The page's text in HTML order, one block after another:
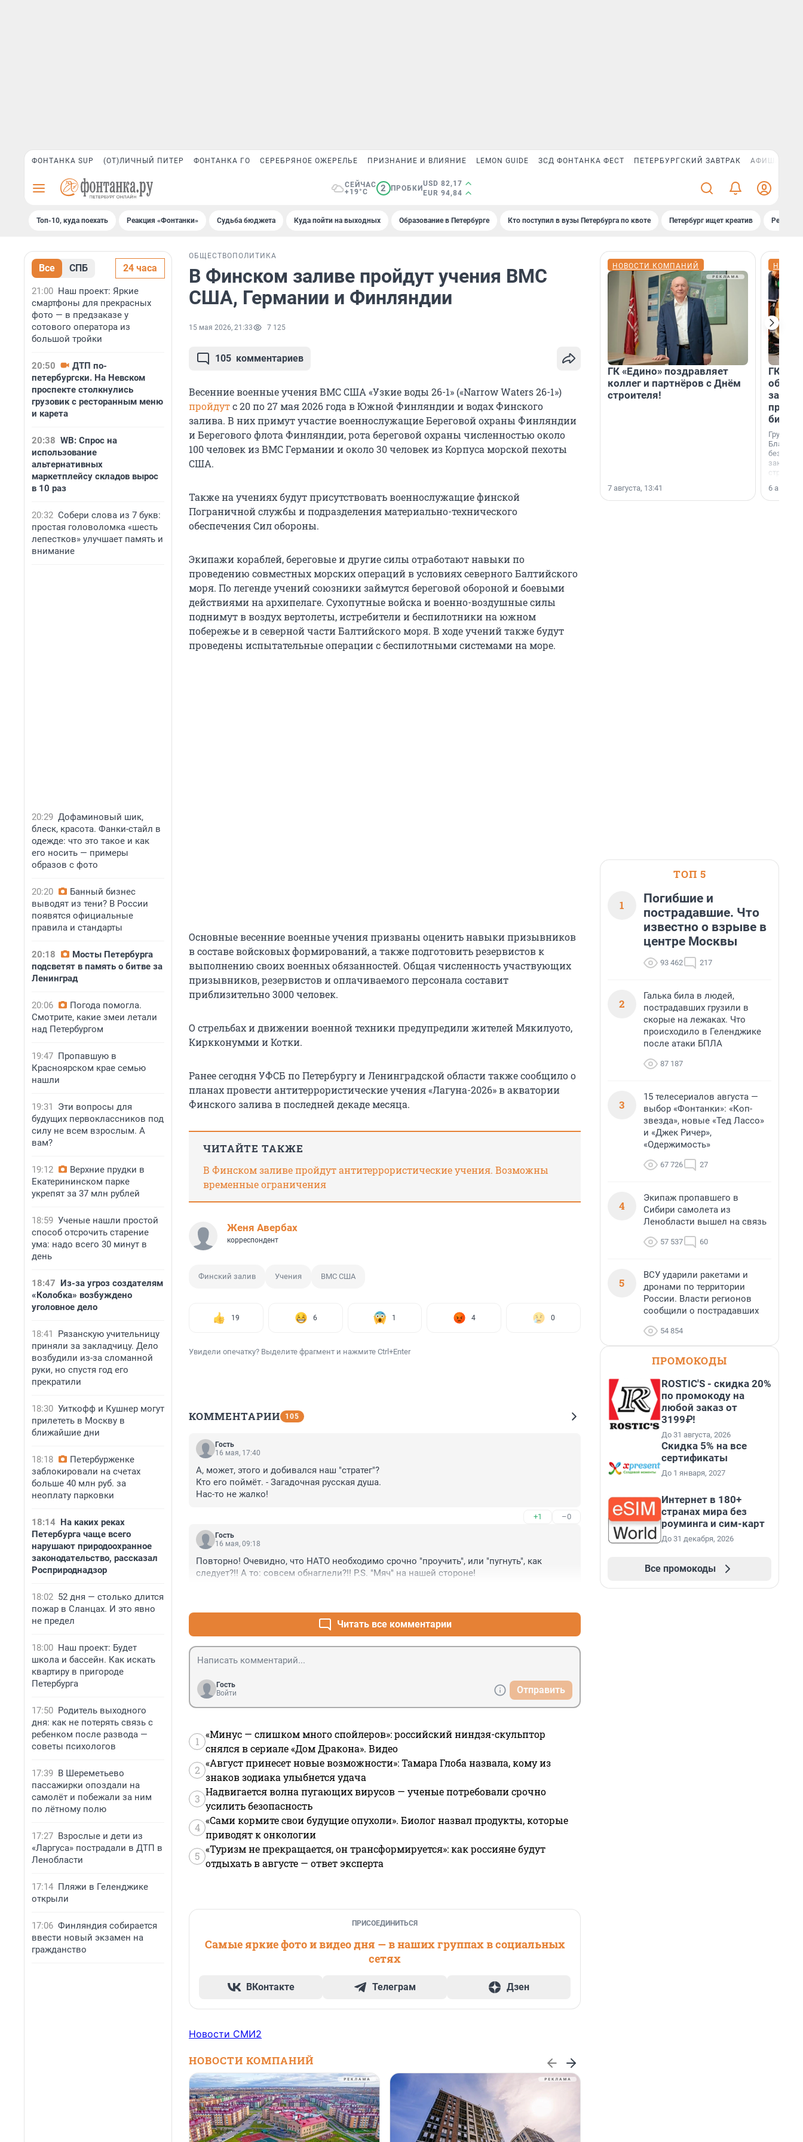
ФОНТАНКА SUP (ОТ)ЛИЧНЫЙ ПИТЕР ФОНТАНКА ГО СЕРЕБРЯНОЕ ОЖЕРЕЛЬЕ ПРИЗНАНИЕ И ВЛИЯНИЕ LEMON GUIDE ЗСД ФОНТАНКА ФЕСТ ПЕТЕРБУРГСКИЙ ЗАВТРАК АФИША PLUS
СЕЙЧАС
+19°C
2 ПРОБКИ
USD 82,17
EUR 94,84
Топ-10, куда поехать Реакция «Фонтанки» Судьба бюджета Куда пойти на выходных Образование в Петербурге Кто поступил в вузы Петербурга по квоте Петербург ищет креатив
Все СПБ 24 часа
21:00 Наш проект: Яркие
смартфоны для прекрасных
фото — в предзаказе у
сотового оператора из
большой тройки
20:50
ДТП по-
петербургски. На Невском
проспекте столкнулись
грузовик с ресторанным меню
и карета
20:38 WB: Спрос на
использование
альтернативных
маркетплейсу складов вырос
в 10 раз
20:32 Собери слова из 7 букв:
простая головоломка «шесть
лепестков» улучшает память и
внимание
20:29 Дофаминовый шик,
блеск, красота. Фанки-стайл в
одежде: что это такое и как
его носить — примеры
образов с фото
20:20
Банный бизнес
выводят из тени? В России
появятся официальные
правила и стандарты
20:18
Мосты Петербурга
подсветят в память о битве за
Ленинград
20:06
Погода помогла.
Смотрите, какие змеи летали
над Петербургом
19:47 Пропавшую в
Красноярском крае семью
нашли
19:31
Эти вопросы для
будущих первоклассников под
силу не всем взрослым. А
вам?
19:12
Верхние прудки в
Екатерининском парке
укрепят за 37 млн рублей
18:59 Ученые нашли простой
способ отсрочить старение
ума: надо всего 30 минут в
день
18:47 Из-за угроз создателям
«Колобка» возбуждено
уголовное дело
18:41
Рязанскую учительницу
приняли за закладчицу. Дело
возбудили из-за сломанной
руки, но спустя год его
прекратили
18:30 Уиткофф и Кушнер могут
прилететь в Москву в
ближайшие дни
18:18
Петербурженке
заблокировали на счетах
больше 40 млн руб. за
неоплату парковки
18:14 На каких реках
Петербурга чаще всего
нарушают природоохранное
законодательство, рассказал
Росприроднадзор
18:02 52 дня — столько длится
пожар в Сланцах. И это явно
не предел
18:00 Наш проект: Будет
школа и бассейн. Как искать
квартиру в пригороде
Петербурга
17:50 Родитель выходного
дня: как не потерять связь с
ребенком после развода —
советы психологов
17:39 В Шереметьево
пассажирки опоздали на
самолёт и побежали за ним
по лётному полю
17:27 Взрослые и дети из
«Ларгуса» пострадали в ДТП в
Ленобласти
17:14 Пляжи в Геленджике
открыли
17:06 Финляндия собирается
ввести новый экзамен на
гражданство
ОБЩЕСТВО ПОЛИТИКА
В Финском заливе пройдут учения ВМС
США, Германии и Финляндии
15 мая 2026, 21:33 7 125
105 комментариев
Весенние военные учения ВМС США «Узкие воды 26-1» («Narrow Waters 26-1»)
пройдутс 20 по 27 мая 2026 года в Южной Финляндии и водах Финского
залива. В них примут участие военнослужащие Береговой охраны Финляндии
и Берегового флота Финляндии, рота береговой охраны численностью около
100 человек из ВМС Германии и около 30 человек из Корпуса морской пехоты
США.
Также на учениях будут присутствовать военнослужащие финской
Пограничной службы и подразделения материально-технического
обеспечения Сил обороны.
Экипажи кораблей, береговые и другие силы отработают навыки по
проведению совместных морских операций в условиях северного Балтийского
моря. По легенде учений союзники займутся береговой обороной и боевыми
действиями на архипелаге. Сухопутные войска и военно-воздушные силы
поднимут в воздух вертолеты, истребители и беспилотники на южном
побережье и в северной части Балтийского моря. В ходе учений также будут
проведены испытательные операции с беспилотными системами на море.
Основные весенние военные учения призваны оценить навыки призывников
в составе войсковых формирований, а также подготовить резервистов к
выполнению своих военных обязанностей. Общая численность участвующих
призывников, резервистов и оплачиваемого персонала составит
приблизительно 3000 человек.
О стрельбах и движении военной техники предупредили жителей Мякилуото,
Киркконумми и Котки.
Ранее сегодня УФСБ по Петербургу и Ленинградской области также сообщило о
планах провести антитеррористические учения «Лагуна-2026» в акватории
Финского залива в последней декаде месяца.
ЧИТАЙТЕ ТАКЖЕ
В Финском заливе пройдут антитеррористические учения. Возможны
временные ограничения
Женя Авербах
корреспондент
Финский залив Учения ВМС США
19 6 1 4 0
Увидели опечатку? Выделите фрагмент и нажмите Ctrl+Enter
КОММЕНТАРИИ 105
Гость
16 мая, 17:40
А, может, этого и добивался наш "стратег"?
Кто его поймёт. - Загадочная русская душа.
Нас-то не жалко!
+1 –0
Гость
16 мая, 09:18
Повторно! Очевидно, что НАТО необходимо срочно "проучить", или "пугнуть", как
следует?!! А то: совсем обнаглели?!! P.S. "Мяч" на нашей стороне!
Читать все комментарии
Гость
Войти
Отправить
1
«Минус — слишком много спойлеров»: российский ниндзя-скульптор
снялся в сериале «Дом Дракона». Видео
2
«Август принесет новые возможности»: Тамара Глоба назвала, кому из
знаков зодиака улыбнется удача
3
Надвигается волна пугающих вирусов — ученые потребовали срочно
усилить безопасность
4
«Сами кормите свои будущие опухоли». Биолог назвал продукты, которые
приводят к онкологии
5
«Туризм не прекращается, он трансформируется»: как россияне будут
отдыхать в августе — ответ эксперта
ПРИСОЕДИНИТЬСЯ
Самые яркие фото и видео дня — в наших группах в социальных
сетях
ВКонтакте Телеграм Дзен
Новости СМИ2
НОВОСТИ КОМПАНИЙ
НОВОСТИ КОМПАНИЙ
ГК «Едино» поздравляет
коллег и партнёров с Днём
строителя!
7 августа, 13:41
ГК
Группа
6
ТОП 5
1
Погибшие и
пострадавшие. Что
известно о взрыве в
центре Москвы
93 462 217
2
Галька била в людей,
пострадавших грузили в
скорые на лежаках. Что
происходило в Геленджике
после атаки БПЛА
87 187
3
15 телесериалов августа —
выбор «Фонтанки»: «Коп-
звезда», новые «Тед Лассо»
и «Джек Ричер»,
«Одержимость»
67 726 27
4
Экипаж пропавшего в
Сибири самолета из
Ленобласти вышел на связь
57 537 60
5
ВСУ ударили ракетами и
дронами по территории
России. Власти регионов
сообщили о пострадавших
54 854
ПРОМОКОДЫ
ROSTIC'S - скидка 20%
по промокоду на
любой заказ от
3199₽!
До 31 августа, 2026
Скидка 5% на все
сертификаты
До 1 января, 2027
Интернет в 180+
странах мира без
роуминга и сим-карт
До 31 декабря, 2026
Все промокоды